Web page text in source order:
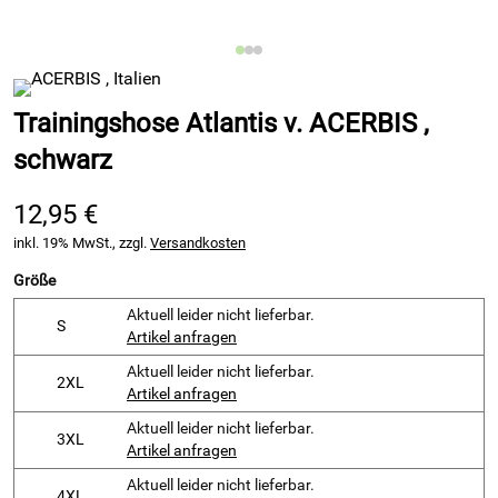
Trainingshose Atlantis v. ACERBIS ,
schwarz
12,95 €
inkl. 19% MwSt., zzgl. Versandkosten
Größe
S
Aktuell leider nicht lieferbar.
Artikel anfragen
2XL
Aktuell leider nicht lieferbar.
Artikel anfragen
3XL
Aktuell leider nicht lieferbar.
Artikel anfragen
Aktuell leider nicht lieferbar.